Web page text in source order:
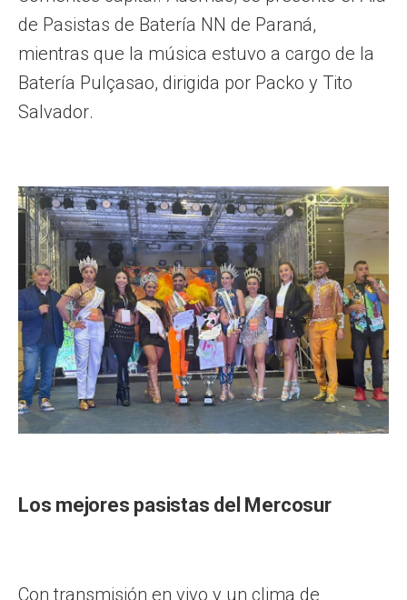
de Pasistas de Batería NN de Paraná,
mientras que la música estuvo a cargo de la
Batería Pulçasao, dirigida por Packo y Tito
Salvador.
Los mejores pasistas del Mercosur
Con transmisión en vivo y un clima de